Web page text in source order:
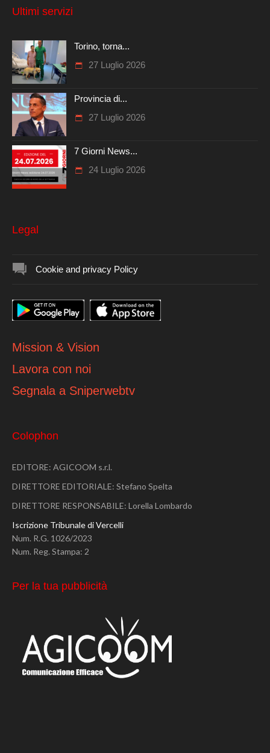
Ultimi servizi
Torino, torna...
27 Luglio 2026
Provincia di...
27 Luglio 2026
7 Giorni News...
24 Luglio 2026
Legal
Cookie and privacy Policy
Mission & Vision
Lavora con noi
Segnala a Sniperwebtv
Colophon
EDITORE: AGICOOM s.r.l.
DIRETTORE EDITORIALE: Stefano Spelta
DIRETTORE RESPONSABILE: Lorella Lombardo
Iscrizione Tribunale di Vercelli
Num. R.G. 1026/2023
Num. Reg. Stampa: 2
Per la tua pubblicità